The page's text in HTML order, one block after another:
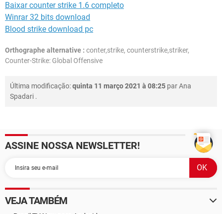
Baixar counter strike 1.6 completo
Winrar 32 bits download
Blood strike download pc
Orthographe alternative : conter,strike, counterstrike,striker,
Counter-Strike: Global Offensive
Última modificação:quinta 11 março 2021 à 08:25 parAna
Spadari .
ASSINE NOSSA NEWSLETTER!
VEJA TAMBÉM